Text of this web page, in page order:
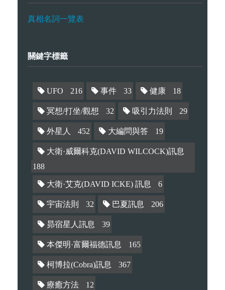
真相名詞一覽表
關鍵字標籤
UFO 216 事件 33 健康 18
冥想/打坐/觀想 32 吸引力法則 29
外星人 452 大編問與答 19
大衛·威爾科克(DAVID WILCOCK)訊息
188
大衛·艾克(DAVID ICKE) 訊息 6
宇宙法則 32 巴夏訊息 206
昴宿星人訊息 39
本傑明·富爾福德訊息 165
柯博拉(Cobra)訊息 367
療癒方法 12